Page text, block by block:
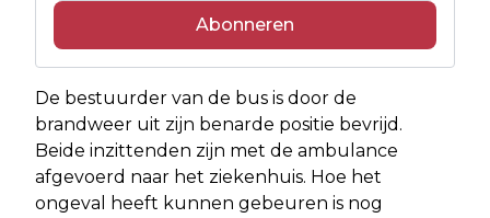
Abonneren
De bestuurder van de bus is door de
brandweer uit zijn benarde positie bevrijd.
Beide inzittenden zijn met de ambulance
afgevoerd naar het ziekenhuis. Hoe het
ongeval heeft kunnen gebeuren is nog